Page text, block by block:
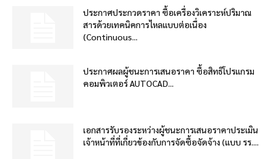
ประกาศประกวดราคา ซื้อเครื่องวิเคราะห์ปริมาณ
สารด้วยเทคนิคการไหลแบบต่อเนื่อง
(Continuous...
ประกาศผลผู้ชนะการเสนอราคา ซื้อสิทธิโปรแกรม
คอมพิวเตอร์ AUTOCAD...
เอกสารรับรองระหว่างผู้ชนะการเสนอราคาประเมิน
เจ้าหน้าที่ที่เกี่ยวข้องกับการจัดซื้อจัดจ้าง (แบบ รร....